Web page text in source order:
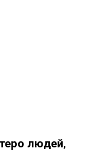
людей,